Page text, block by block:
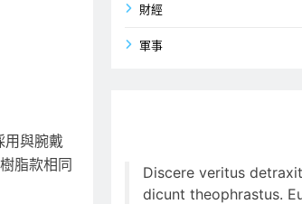
用與腕戴
脂款相同
財經
軍事
Discere veritus
dicunt theophrastus.